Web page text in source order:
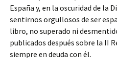
España y, en la oscuridad de la
sentirnos orgullosos de ser
libro, no superado ni
publicados después sobre la II
siempre en deuda con él.